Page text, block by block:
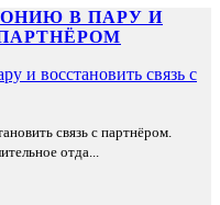
В ПАРУ И
связь с партнёром.
отда...